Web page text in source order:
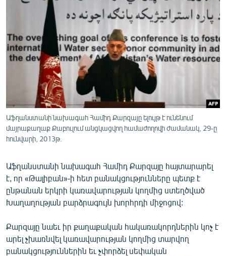
ՏԱՐԱԾԱՇՐՋԱՆ
ՄԻՋԱԶԳԱՅԻՆ
ՄՇԱԿՈՒՅԹ
ՄԵԿՆԱԲԱՆՈՒԹՅՈՒՆ
ՏՏ ԵՒ ԻՆՏԵՐՆԵՏ
ԿՈՐՈՆԱՎԻՐՈՒՍ
ԱՐԽԻՎ
ՏԵՍԱՆՅՈՒԹԵՐ
ԲԱՆԱՎԵՃ
ՁԳՏԵԼՈՎ ԼԱՎԱԳՈՒՅՆԻՆ
Հայերեն
Աֆղանստանի նախագահ Համիդ Քարզայը ելույթ է ունենում
մայրաքաղաք Քաբուլում անցկացվող համաժողովի ժամանակ, 29-ը
հունվարի, 2013թ.
Աֆղանստանի նախագահ Համիդ Քարզայը հայտարարել
է, որ «Թալիբան»-ի հետ բանակցությունները պետք է
ընթանան երկրի կառավարության կողմից ստեղծված
Խաղաղության բարձրագույն խորհրդի միջոցով:
Քարզայը նաեւ իր քաղաքական հակառակորդներին կոչ է
արել չխառնվել կառավարության կողմից տարվող
բանակցություններին եւ չփորձել սեփական